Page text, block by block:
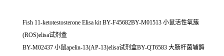
Fish 11-ketotestosterone Elisa kit BY-F45682BY-M01513 小鼠活性氧簇
(ROS)elisa试剂盒
BY-M02437 小鼠apelin-13(AP-13)elisa试剂盒BY-QT6583 大肠杆菌辅酶